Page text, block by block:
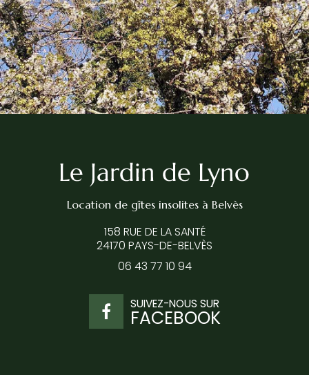
Location de gîtes insolites à Belvès
158 RUE DE LA SANTÉ
24170 PAYS-DE-BELVÈS
06 43 77 10 94
SUIVEZ-NOUS SUR
FACEBOOK